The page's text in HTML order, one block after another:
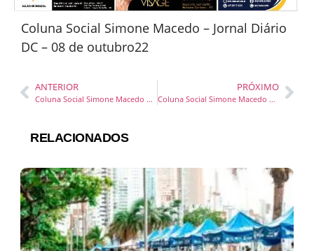
Coluna Social Simone Macedo – Jornal Diário
DC – 08 de outubro22
ANTERIOR
Coluna Social Simone Macedo – Jornal Diário DC – 04 outubro22
PRÓXIMO
Coluna Social Simone Macedo – Jornal Diário DC – 12 e 13 agosto22
RELACIONADOS